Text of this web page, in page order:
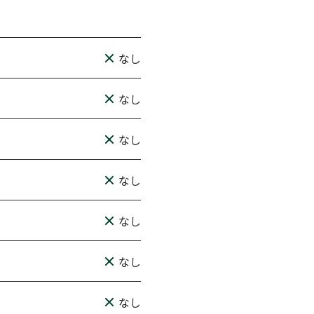
なし
なし
なし
なし
なし
なし
なし